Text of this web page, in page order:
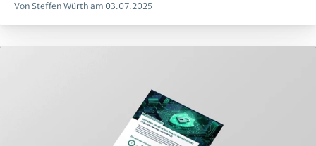
Von Steffen Würth am 03.07.2025